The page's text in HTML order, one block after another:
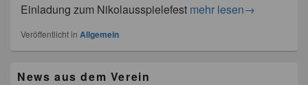
Einladung zum Nikolausspielefest mehr lesen→
Veröffentlicht in Allgemein
News aus dem Verein